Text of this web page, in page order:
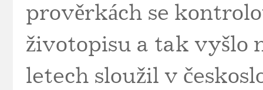
prověrkách se
životopisu a tak vyšlo
letech sloužil v